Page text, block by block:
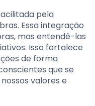
pela
Essa integração
mas entendê-las
Isso fortalece
de forma
que se
valores e